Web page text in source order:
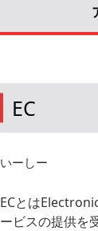
EC
いーしー
ECとは
ービスの提供を